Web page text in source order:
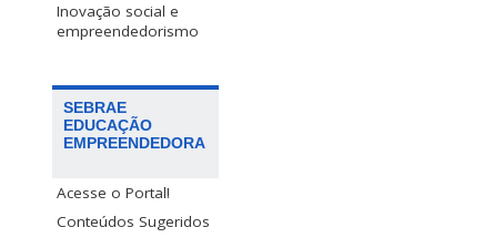
Inovação social e
empreendedorismo
SEBRAE
EDUCAÇÃO
EMPREENDEDORA
Acesse o Portal!
Conteúdos Sugeridos